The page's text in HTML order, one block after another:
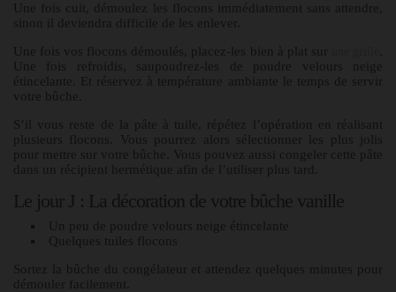
Une fois cuit, démoulez les flocons immédiatement sans attendre,
sinon il deviendra difficile de les enlever.
Une fois vos flocons démoulés, placez-les bien à plat sur
Une fois refroidis, saupoudrez-les de poudre velours neige
étincelante. Et réservez à température ambiante le temps de servir
votre bûche.
S’il vous reste de la pâte à tuile, répétez l’opération en réalisant
plusieurs flocons. Vous pourrez alors sélectionner les plus jolis
pour mettre sur votre bûche. Vous pouvez aussi congeler cette pâte
dans un récipient hermétique afin de l’utiliser plus tard.
Le jour J : La décoration de votre bûche vanille
Un peu de poudre velours neige étincelante
Quelques tuiles flocons
Sortez la bûche du congélateur et attendez quelques minutes pour
démouler facilement.